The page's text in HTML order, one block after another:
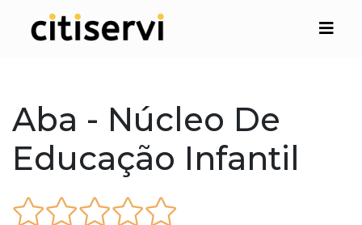
Aba - Núcleo De
Educação Infantil